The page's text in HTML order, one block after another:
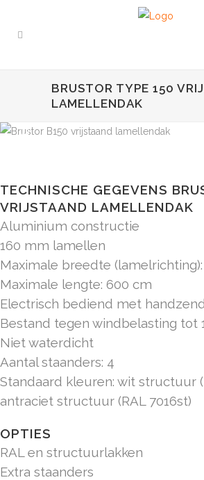
BRUSTOR TYPE 150
LAMELLENDAK
TECHNISCHE GEGEVENS
VRIJSTAAND LAMELLENDAK
Aluminium constructie
160 mm lamellen
Maximale breedte
Maximale lengte: 600 cm
Electrisch bediend met
Bestand tegen windbelasting tot
Niet waterdicht
Aantal staanders: 4
Standaard kleuren: wit structuur
antraciet structuur (RAL 7016st)
OPTIES
RAL en structuurlakken
Extra staanders